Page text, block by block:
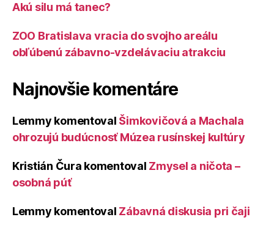
Akú silu má tanec?
ZOO Bratislava vracia do svojho areálu
obľúbenú zábavno-vzdelávaciu atrakciu
Najnovšie komentáre
Lemmy komentoval Šimkovičová a Machala
ohrozujú budúcnosť Múzea rusínskej kultúry
Kristián Čura komentoval Zmysel a ničota –
osobná púť
Lemmy komentoval Zábavná diskusia pri čaji